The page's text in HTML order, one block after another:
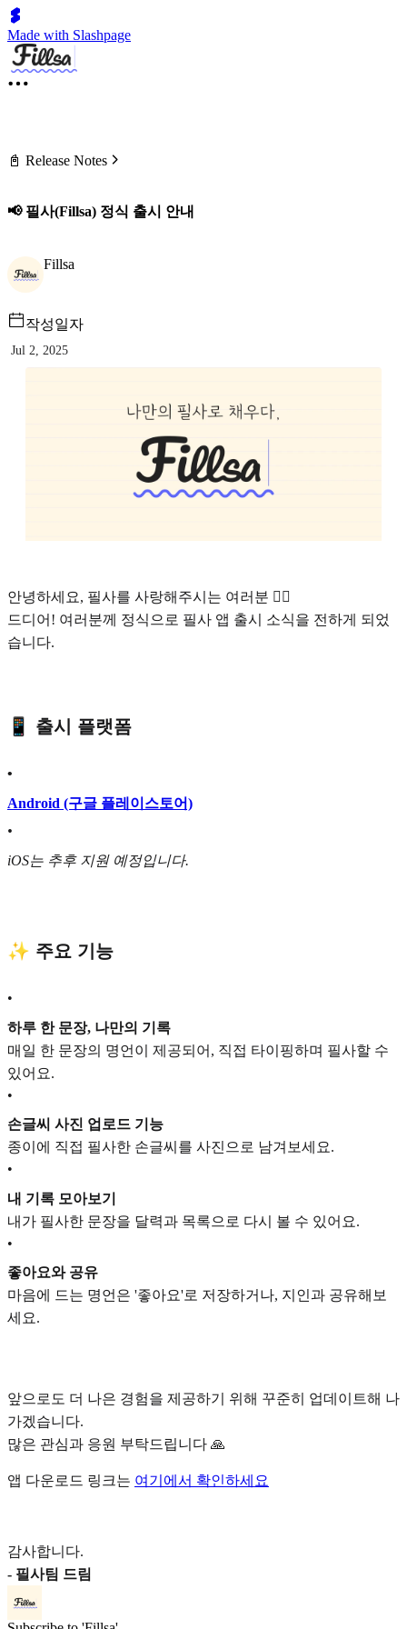
Made with Slashpage
📓 Release Notes
📢 필사(Fillsa) 정식 출시 안내
Fillsa
작성일자
Jul 2, 2025
안녕하세요, 필사를 사랑해주시는 여러분 🙇‍♀️
드디어! 여러분께 정식으로 필사 앱 출시 소식을 전하게 되었
습니다.
📱 출시 플랫폼
•
Android (구글 플레이스토어)
•
iOS는 추후 지원 예정입니다.
✨ 주요 기능
•
하루 한 문장, 나만의 기록
매일 한 문장의 명언이 제공되어, 직접 타이핑하며 필사할 수
있어요.
•
손글씨 사진 업로드 기능
종이에 직접 필사한 손글씨를 사진으로 남겨보세요.
•
내 기록 모아보기
내가 필사한 문장을 달력과 목록으로 다시 볼 수 있어요.
•
좋아요와 공유
마음에 드는 명언은 '좋아요'로 저장하거나, 지인과 공유해보
세요.
앞으로도 더 나은 경험을 제공하기 위해 꾸준히 업데이트해 나
가겠습니다.
많은 관심과 응원 부탁드립니다 🙏
앱 다운로드 링크는 여기에서 확인하세요
감사합니다.
- 필사팀 드림